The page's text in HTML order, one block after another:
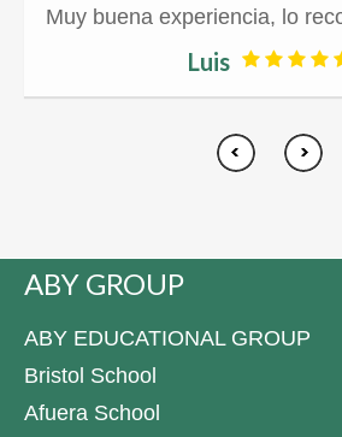
Muy buena experiencia, lo
Luis
ABY GROUP
ABY EDUCATIONAL GROUP
Bristol School
Afuera School